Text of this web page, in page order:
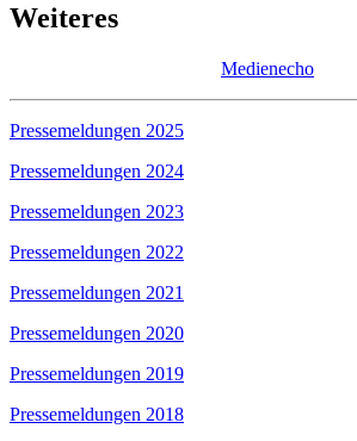
Weiteres
Medienecho
Pressemeldungen 2025
Pressemeldungen 2024
Pressemeldungen 2023
Pressemeldungen 2022
Pressemeldungen 2021
Pressemeldungen 2020
Pressemeldungen 2019
Pressemeldungen 2018